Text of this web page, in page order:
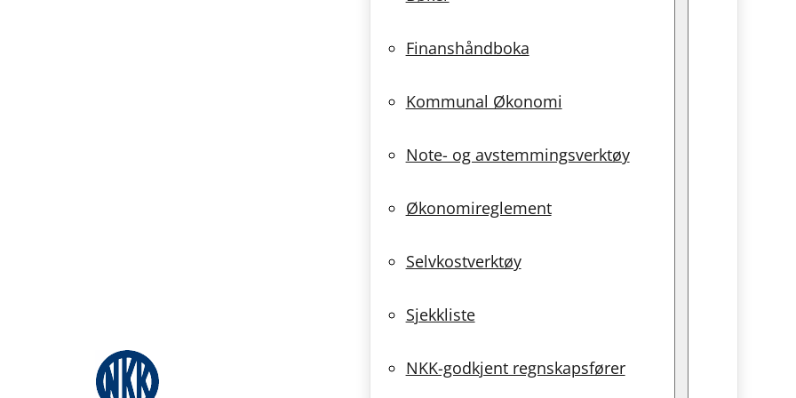
Finanshåndboka
Kommunal Økonomi
Note- og avstemmingsverktøy
Økonomireglement
Selvkostverktøy
Sjekkliste
NKK-godkjent regnskapsfører